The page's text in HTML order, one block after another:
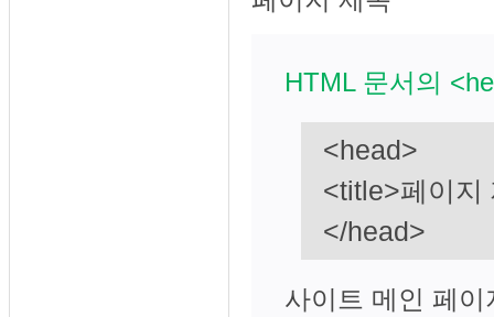
HTML 문서의
<head>
<title>페이지
</head>
사이트 메인 페